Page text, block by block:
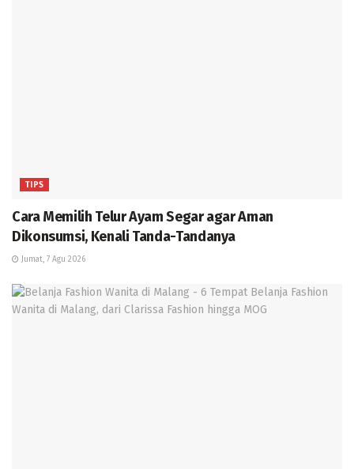
TIPS
Cara Memilih Telur Ayam Segar agar Aman
Dikonsumsi, Kenali Tanda-Tandanya
Jumat, 7 Agu 2026